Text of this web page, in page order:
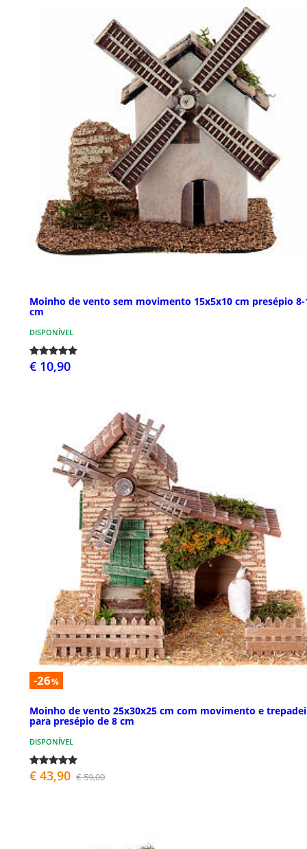
Moinho de vento sem movimento 15x5x10 cm presépio 8-
cm
DISPONÍVEL
€ 10,90
-26%
Moinho de vento 25x30x25 cm com movimento e
para presépio de 8 cm
DISPONÍVEL
€ 43,90 € 59,00